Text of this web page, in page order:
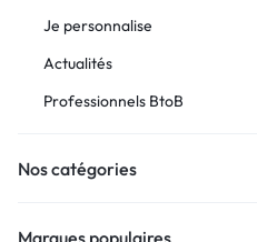
Je personnalise
Actualités
Professionnels BtoB
Nos catégories